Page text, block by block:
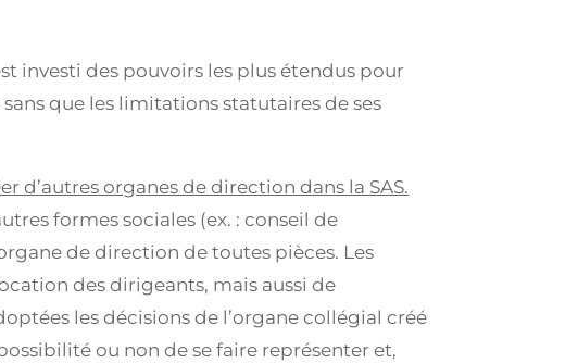
investi des pouvoirs les plus étendus pour
que les limitations statutaires de ses
d’autres organes de direction dans la SAS.
formes sociales (ex. : conseil de
de direction de toutes pièces. Les
des dirigeants, mais aussi de
les décisions de l’organe collégial créé
ou non de se faire représenter et,